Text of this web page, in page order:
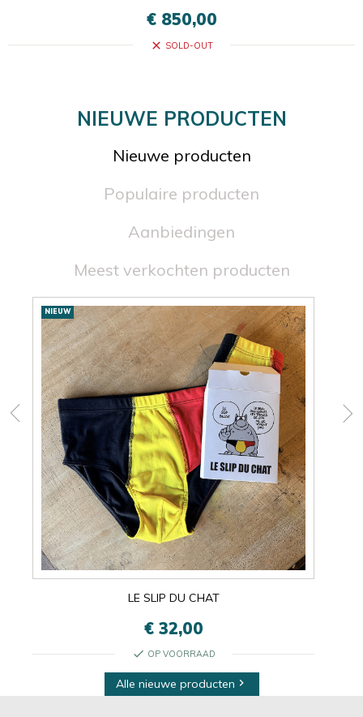
€ 850,00
close SOLD-OUT
NIEUWE PRODUCTEN
Nieuwe producten
Populaire producten
Aanbiedingen
Meest verkochten producten
Nieuwe
producten
NIEUW
LE SLIP DU CHAT
€ 32,00
check OP VOORRAAD
Alle nieuwe producten 